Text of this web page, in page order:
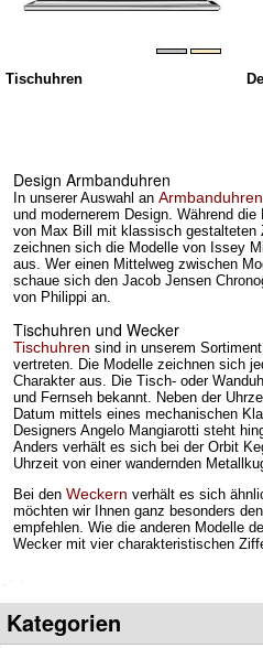
Tischuhren
Design Armbanduhren
In unserer Auswahl an Armbanduhren
und modernerem Design. Während
von Max Bill mit klassisch gestalteten
zeichnen sich die Modelle von Issey
aus. Wer einen Mittelweg zwischen
schaue sich den Jacob Jensen
von Philippi an.
Tischuhren und Wecker
Tischuhren sind in unserem
vertreten. Die Modelle zeichnen sich
Charakter aus. Die Tisch- oder
und Fernseh bekannt. Neben der
Datum mittels eines mechanischen
Designers Angelo Mangiarotti steht
Anders verhält es sich bei der Orbit
Uhrzeit von einer wandernden
Bei den Weckern verhält es sich
möchten wir Ihnen ganz besonders
empfehlen. Wie die anderen Modelle
Wecker mit vier charakteristischen
Kategorien